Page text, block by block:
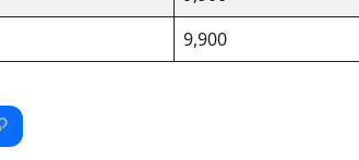
9,900